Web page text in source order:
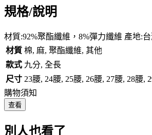
規格/說明
材質:92%聚酯纖維，8%彈力纖維 產地:
材質 棉, 麻, 聚酯纖維, 其他
款式 九分, 全長
尺寸 23腰, 24腰, 25腰, 26腰, 27腰, 28腰,
購物須知
查看
別人也看了